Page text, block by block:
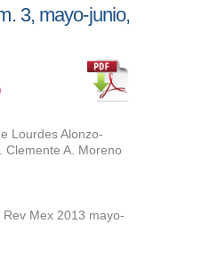
3, mayo-junio,
Lourdes Alonzo-
Clemente A. Moreno
Rev Mex 2013 mayo-